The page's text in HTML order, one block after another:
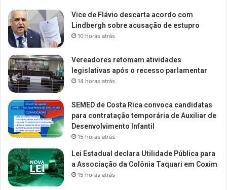
Vice de Flávio descarta acordo com
Lindbergh sobre acusação de estupro
10 horas atrás
Vereadores retomam atividades
legislativas após o recesso parlamentar
14 horas atrás
SEMED de Costa Rica convoca candidatas
para contratação temporária de Auxiliar de
Desenvolvimento Infantil
15 horas atrás
Lei Estadual declara Utilidade Pública para
a Associação da Colônia Taquari em Coxim
15 horas atrás